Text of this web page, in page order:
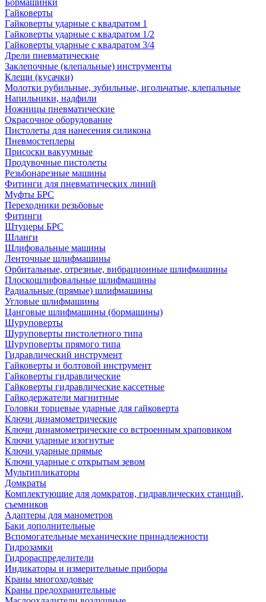
Бормашинки
Гайковерты
Гайковерты ударные с квадратом 1
Гайковерты ударные с квадратом 1/2
Гайковерты ударные с квадратом 3/4
Дрели пневматические
Заклепочные (клепальные) инструменты
Клещи (кусачки)
Молотки рубильные, зубильные, игольчатые, клепальные
Напильники, надфили
Ножницы пневматические
Окрасочное оборудование
Пистолеты для нанесения силикона
Пневмостеплеры
Присоски вакуумные
Продувочные пистолеты
Резьбонарезные машины
Фитинги для пневматических линий
Муфты БРС
Переходники резьбовые
Фитинги
Штуцеры БРС
Шланги
Шлифовальные машины
Ленточные шлифмашины
Орбитальные, отрезные, вибрационные шлифмашины
Плоскошлифовальные шлифмашины
Радиальные (прямые) шлифмашины
Угловые шлифмашины
Цанговые шлифмашины (бормашины)
Шуруповерты
Шуруповерты пистолетного типа
Шуруповерты прямого типа
Гидравлический инструмент
Гайковерты и болтовой инструмент
Гайковерты гидравлические
Гайковерты гидравлические кассетные
Гайкодержатели магнитные
Головки торцевые ударные для гайковерта
Ключи динамометрические
Ключи динамометрические со встроенным храповиком
Ключи ударные изогнутые
Ключи ударные прямые
Ключи ударные с открытым зевом
Мультипликаторы
Домкраты
Комплектующие для домкратов, гидравлических станций,
съемников
Адаптеры для манометров
Баки дополнительные
Вспомогательные механические принадлежности
Гидрозамки
Гидрораспределители
Индикаторы и измерительные приборы
Краны многоходовые
Краны предохранительные